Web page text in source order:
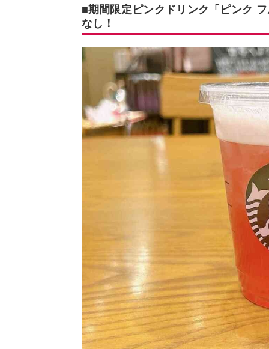
■期間限定ピンクドリンク「ピンク
なし！